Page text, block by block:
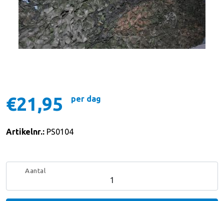
€21,95 per dag
Artikelnr.: PS0104
Aantal